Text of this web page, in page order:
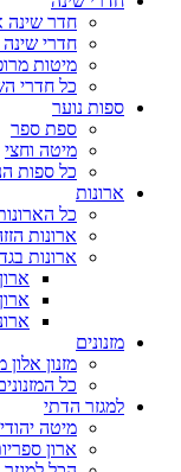
חדר שינה
חדרי שינה
מיטות
כל חדרי
ספות נוער
ספת ספר
מיטה וחצי
כל ספות
ארונות
כל
ארונות
ארונות
ארון 3 דלתות
ארון 4 דלתות
מזנונים
מזנון
כל
למגזר הדתי
מיטה
ארון